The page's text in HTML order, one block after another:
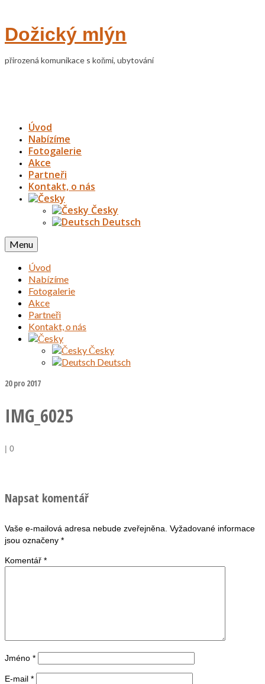
Dožický mlýn
přirozená komunikace s koňmi, ubytování
Úvod
Nabízíme
Fotogalerie
Akce
Partneři
Kontakt, o nás
Česky
Deutsch
Menu
Úvod
Nabízíme
Fotogalerie
Akce
Partneři
Kontakt, o nás
Česky
Deutsch
20pro 2017
IMG_6025
| 0
Napsat komentář
Vaše e-mailová adresa nebude zveřejněna. Vyžadované informace
jsou označeny *
Komentář *
Jméno *
E-mail *